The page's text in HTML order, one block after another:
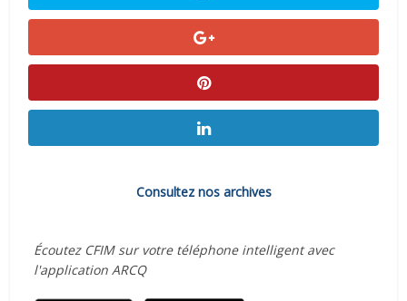
Consultez nos archives
Écoutez CFIM sur votre téléphone intelligent avec
l'application ARCQ